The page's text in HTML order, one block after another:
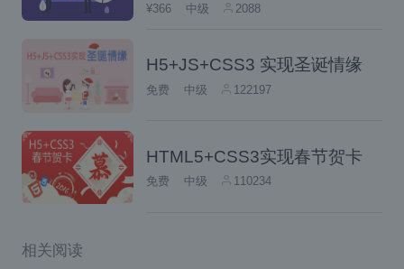
行交换的
SDP中都包括了哪些内容？
A. 安全信息的描述
B. 网络信息的描述
C. 媒体信息的描述
D. 服务质理的描述
下列哪些属于WebRTC媒体协商的过
¥366 中级 2088
H5+JS+CSS3 实现圣诞情缘
免费 中级 122197
HTML5+CSS3实现春节贺卡
免费 中级 110234
相关阅读